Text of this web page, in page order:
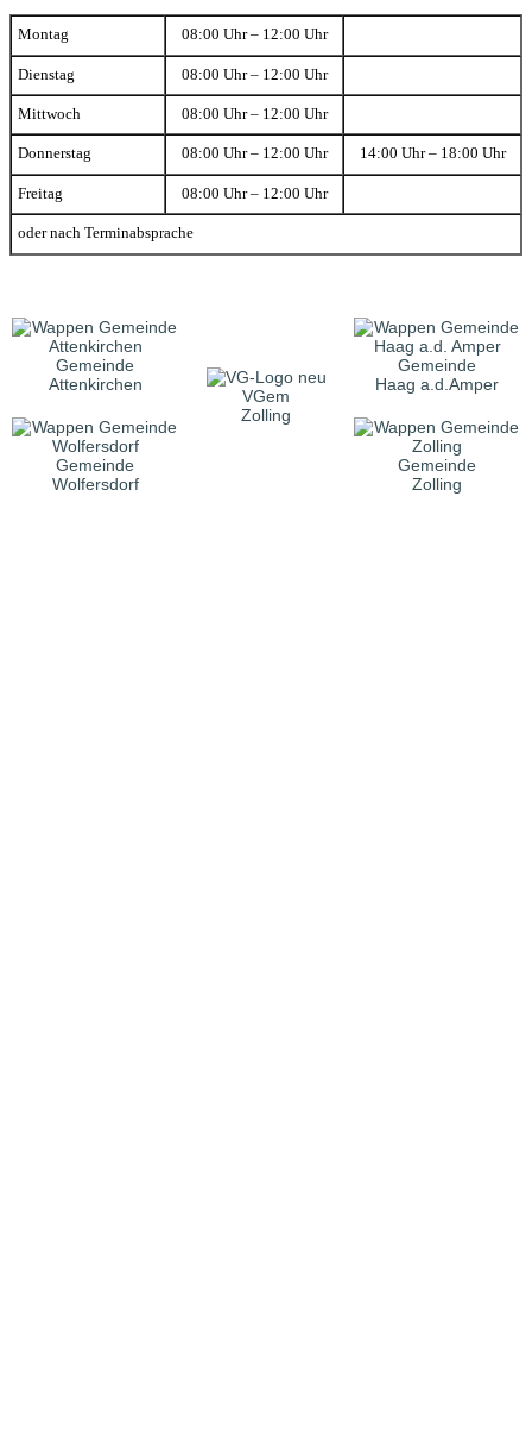
Montag 08:00 Uhr – 12:00 Uhr
Dienstag 08:00 Uhr – 12:00 Uhr
Mittwoch 08:00 Uhr – 12:00 Uhr
Donnerstag 08:00 Uhr – 12:00 Uhr 14:00 Uhr – 18:00 Uhr
Freitag 08:00 Uhr – 12:00 Uhr
oder nach Terminabsprache
Gemeinde
Attenkirchen
VGem
Zolling
Gemeinde
Haag a.d.Amper
Gemeinde
Wolfersdorf
Gemeinde
Zolling